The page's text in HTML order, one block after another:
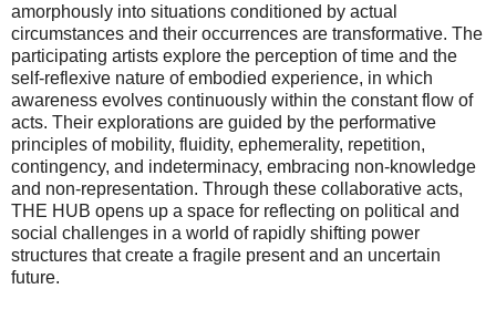
amorphously into situations conditioned by actual
circumstances and their occurrences are transformative. The
participating artists explore the perception of time and the
self-reflexive nature of embodied experience, in which
awareness evolves continuously within the constant flow of
acts. Their explorations are guided by the performative
principles of mobility, fluidity, ephemerality, repetition,
contingency, and indeterminacy, embracing non-knowledge
and non-representation. Through these collaborative acts,
THE HUB opens up a space for reflecting on political and
social challenges in a world of rapidly shifting power
structures that create a fragile present and an uncertain
future.